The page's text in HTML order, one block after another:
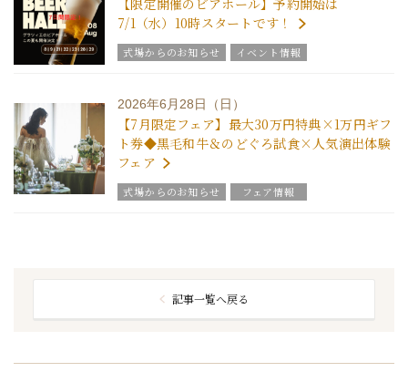
【限定開催のビアホール】予約開始は
7/1（水）10時スタートです！
式場からのお知らせ イベント情報
2026年6月28日（日）
【7月限定フェア】最大30万円特典×1万円ギフ
ト券◆黒毛和牛＆のどぐろ試食×人気演出体験
フェア
式場からのお知らせ フェア情報
記事一覧へ戻る